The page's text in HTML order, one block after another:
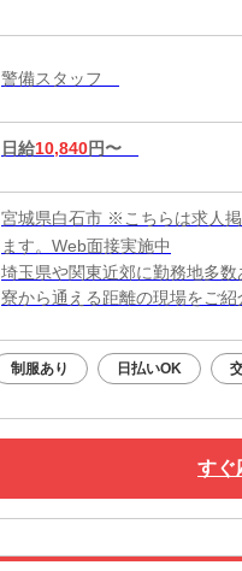
警備スタッフ
日給10,840円〜
宮城県白石市 ※こちらは求人
ます。Web面接実施中
埼玉県や関東近郊に勤務地多数
寮から通える距離の現場をご紹
制服あり 日払いOK
すぐ